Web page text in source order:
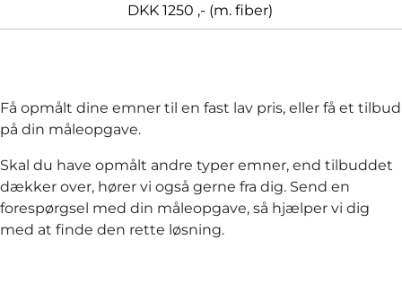
DKK 1250 ,- (m. fiber)
Få opmålt dine emner til en fast lav pris, eller få et tilbud
på din måleopgave.
Skal du have opmålt andre typer emner, end tilbuddet
dækker over, hører vi også gerne fra dig. Send en
forespørgsel med din måleopgave, så hjælper vi dig
med at finde den rette løsning.